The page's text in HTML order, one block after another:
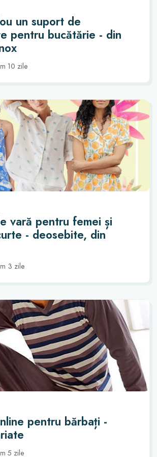
un suport de
pentru bucătărie - din
10 zile
vară pentru femei și
- deosebite, din
3 zile
pentru bărbați -
5 zile